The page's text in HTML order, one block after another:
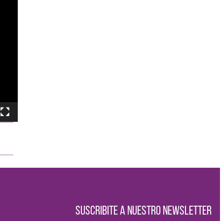
SUSCRIBITE A NUESTRO NEWSLETTER